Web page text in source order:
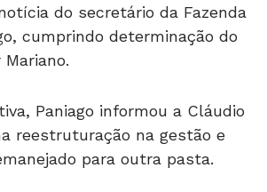
do secretário da Fazenda
cumprindo determinação do
Paniago informou a Cláudio
reestruturação na gestão e
para outra pasta.